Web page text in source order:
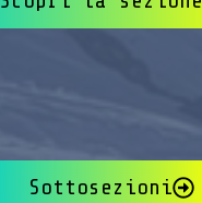
Sottosezioni